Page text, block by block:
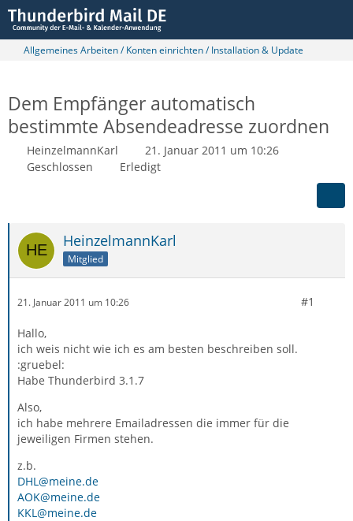
Allgemeines Arbeiten / Konten einrichten / Installation & Update
Dem Empfänger automatisch
bestimmte Absendeadresse zuordnen
HeinzelmannKarl
21. Januar 2011 um 10:26
Geschlossen
Erledigt
HeinzelmannKarl
Mitglied
21. Januar 2011 um 10:26 #1
Hallo,
ich weis nicht wie ich es am besten beschreiben soll.
:gruebel:
Habe Thunderbird 3.1.7
Also,
ich habe mehrere Emailadressen die immer für die
jeweiligen Firmen stehen.
z.b.
DHL@meine.de
AOK@meine.de
KKL@meine.de